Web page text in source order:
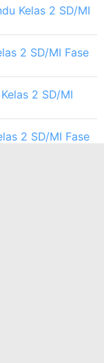
Kelas 2 SD/MI
2 SD/MI Fase
2 SD/MI
2 SD/MI Fase